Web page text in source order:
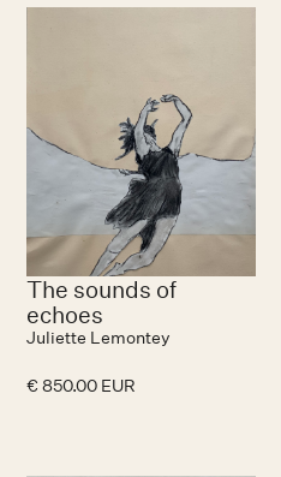
The sounds of
echoes
Juliette Lemontey
€ 850.00 EUR